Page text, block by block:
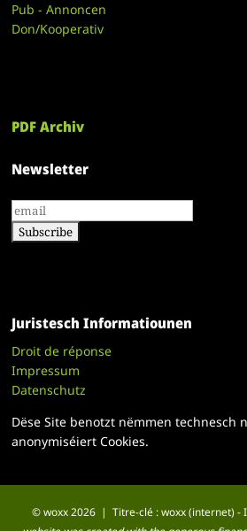
Pub - Annoncen
Don/Kooperativ
PDF Archiv
Newsletter
Juristesch Informatiounen
Droit de réponse
Impressum
Datenschutz
Dëse Site benotzt nëmmen technesch
anonymiséiert Cookies.
© woxx 2026 | Titre-clé : woxx (internet) -